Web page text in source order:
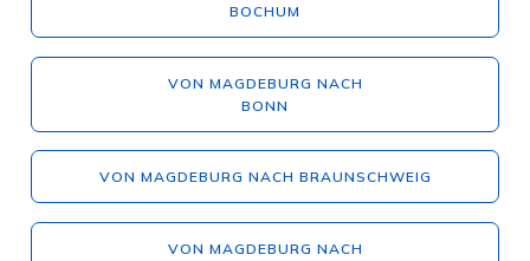
BOCHUM
VON MAGDEBURG NACH
BONN
VON MAGDEBURG NACH BRAUNSCHWEIG
VON MAGDEBURG NACH